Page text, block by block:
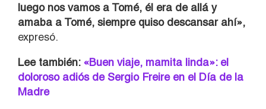
luego nos vamos a Tomé, él era de allá y
amaba a Tomé, siempre quiso descansar ahí»,
expresó.
Lee también: «Buen viaje, mamita linda»: el
doloroso adiós de Sergio Freire en el Día de la
Madre